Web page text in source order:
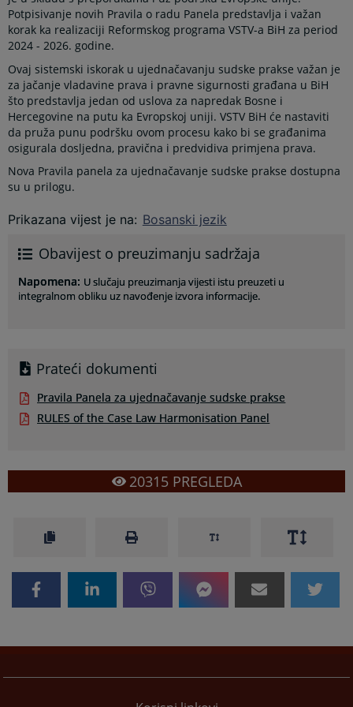
Potpisivanje novih Pravila o radu Panela predstavlja i važan
korak ka realizaciji Reformskog programa VSTV-a BiH za period
2024 - 2026. godine.
Ovaj sistemski iskorak u ujednačavanju sudske prakse važan je
za jačanje vladavine prava i pravne sigurnosti građana u BiH
što predstavlja jedan od uslova za napredak Bosne i
Hercegovine na putu ka Evropskoj uniji. VSTV BiH će nastaviti
da pruža punu podršku ovom procesu kako bi se građanima
osigurala dosljedna, pravična i predvidiva primjena prava.
Nova Pravila panela za ujednačavanje sudske prakse dostupna
su u prilogu.
Prikazana vijest je na: Bosanski jezik
Obavijest o preuzimanju sadržaja
Napomena: U slučaju preuzimanja vijesti istu preuzeti u
integralnom obliku uz navođenje izvora informacije.
Prateći dokumenti
Pravila Panela za ujednačavanje sudske prakse
RULES of the Case Law Harmonisation Panel
20315PREGLEDA